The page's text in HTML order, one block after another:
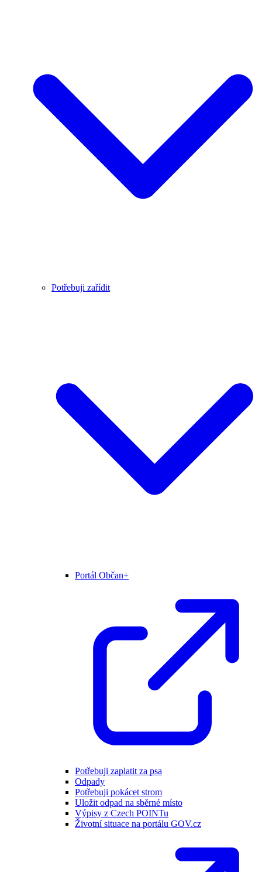
Potřebuji zařídit
Portál Občan+
Potřebuji zaplatit za psa
Odpady
Potřebuji pokácet strom
Uložit odpad na sběrné místo
Výpisy z Czech POINTu
Životní situace na portálu GOV.cz